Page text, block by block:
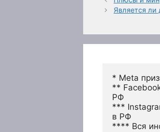
Является ли
* Meta
**
РФ
***
в РФ
**** Вся